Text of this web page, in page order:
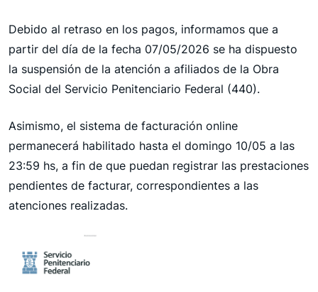
Debido al retraso en los pagos, informamos que a
partir del día de la fecha 07/05/2026 se ha dispuesto
la suspensión de la atención a afiliados de la Obra
Social del Servicio Penitenciario Federal (440).
Asimismo, el sistema de facturación online
permanecerá habilitado hasta el domingo 10/05 a las
23:59 hs, a fin de que puedan registrar las prestaciones
pendientes de facturar, correspondientes a las
atenciones realizadas.